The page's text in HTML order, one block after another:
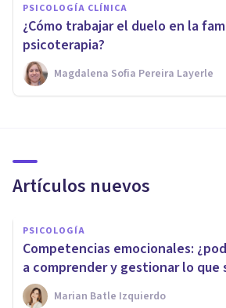
PSICOLOGÍA CLÍNICA
¿Cómo trabajar el duelo en la
psicoterapia?
Magdalena Sofia Pereira Layerle
Artículos nuevos
PSICOLOGÍA
Competencias emocionales:
a comprender y gestionar lo que
Marian Batle Izquierdo